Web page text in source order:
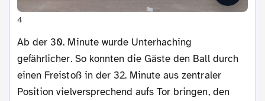
4
Ab der 30. Minute wurde Unterhaching
gefährlicher. So konnten die Gäste den Ball durch
einen Freistoß in der 32. Minute aus zentraler
Position vielversprechend aufs Tor bringen, den